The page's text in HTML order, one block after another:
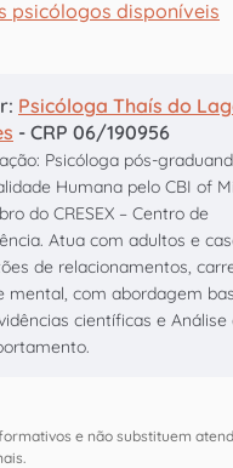
psicólogos disponíveis
Psicóloga Thaís do
- CRP 06/190956
Psicóloga pós-
Humana pelo CBI of
do CRESEX – Centro de
Atua com adultos e
de relacionamentos,
mental, com abordagem
científicas e Análise
e não substituem